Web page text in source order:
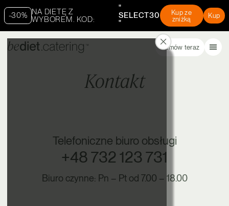
-30% NA DIETĘ Z
WYBOREM. KOD:
"
SELECT30
"
Kup ze
zniżką
Kup
Zamów teraz
Kontakt
Telefoniczne biuro obsługi
+48 732 123 731
Biuro czynne: Pn – Pt od 7.00 – 18.00